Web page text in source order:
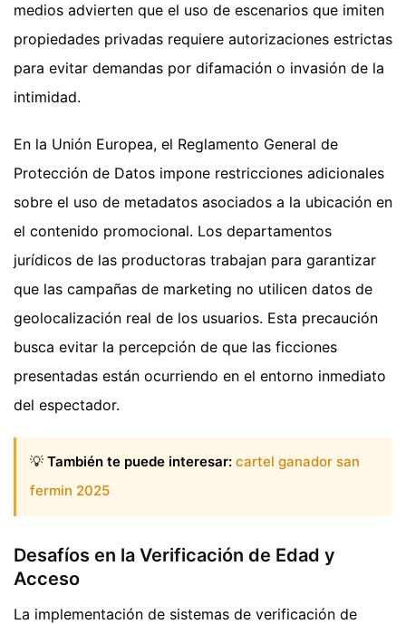
medios advierten que el uso de escenarios que imiten
propiedades privadas requiere autorizaciones estrictas
para evitar demandas por difamación o invasión de la
intimidad.
En la Unión Europea, el Reglamento General de
Protección de Datos impone restricciones adicionales
sobre el uso de metadatos asociados a la ubicación en
el contenido promocional. Los departamentos
jurídicos de las productoras trabajan para garantizar
que las campañas de marketing no utilicen datos de
geolocalización real de los usuarios. Esta precaución
busca evitar la percepción de que las ficciones
presentadas están ocurriendo en el entorno inmediato
del espectador.
💡 También te puede interesar: cartel ganador san
fermin 2025
Desafíos en la Verificación de Edad y
Acceso
La implementación de sistemas de verificación de